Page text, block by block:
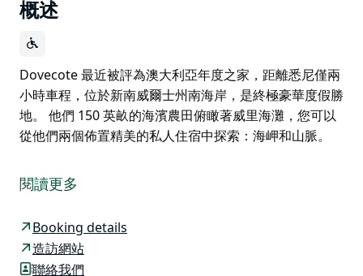
概述
Dovecote 最近被評為澳大利亞年度之家，距離悉尼僅兩
小時車程，位於新南威爾士州南海岸，是終極豪華度假勝
地。 他們 150 英畝的海濱農田俯瞰著威里海灘，您可以
從他們兩個佈置精美的私人住宿中探索：海岬和山脈。
小時車程，位於新南威爾士州南海岸，是終極豪華度假勝
地。
他們 150 英畝的海濱農田俯瞰著威里海灘，您可以從他
們兩個佈置精美的私人住宿中探索：海岬和山脈。
閱讀更多
Booking details
造訪網站
聯絡我們